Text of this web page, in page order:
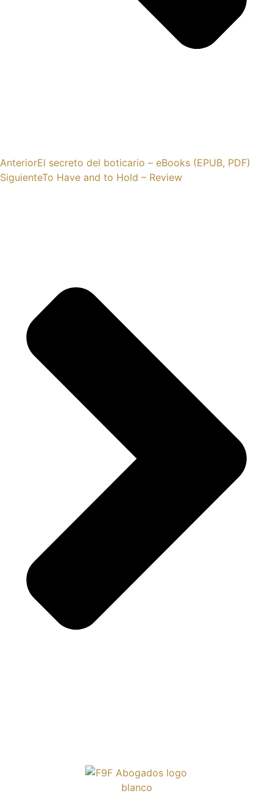
AnteriorEl secreto del boticario – eBooks (EPUB, PDF)
SiguienteTo Have and to Hold – Review